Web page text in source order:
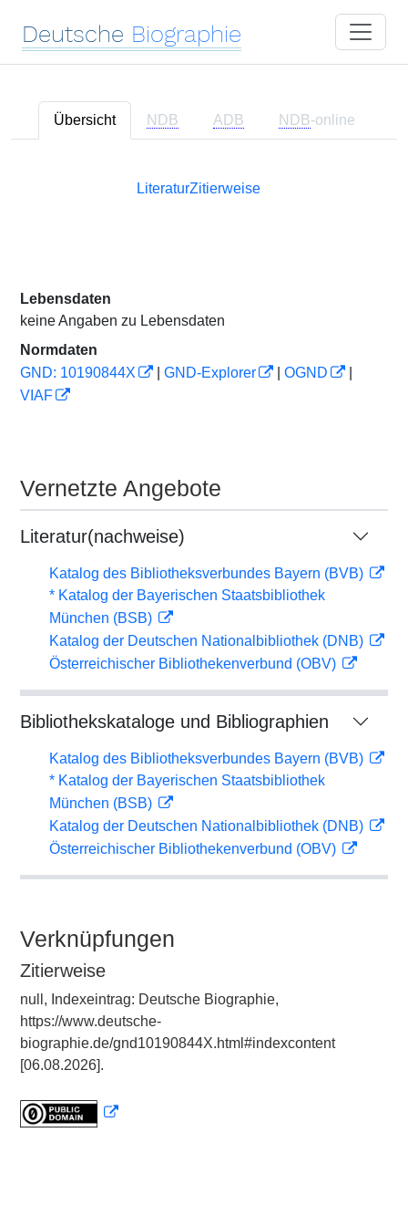
Deutsche Biographie
Übersicht NDB ADB NDB-online
LiteraturZitierweise
Lebensdaten
keine Angaben zu Lebensdaten
Normdaten
GND: 10190844X
GND-Explorer OGND
VIAF
Vernetzte Angebote
Literatur(nachweise)
Katalog des Bibliotheksverbundes Bayern (BVB)
* Katalog der Bayerischen Staatsbibliothek
München (BSB)
Katalog der Deutschen Nationalbibliothek (DNB)
Österreichischer Bibliothekenverbund (OBV)
Bibliothekskataloge und Bibliographien
Katalog des Bibliotheksverbundes Bayern (BVB)
* Katalog der Bayerischen Staatsbibliothek
München (BSB)
Katalog der Deutschen Nationalbibliothek (DNB)
Österreichischer Bibliothekenverbund (OBV)
Verknüpfungen
Zitierweise
null, Indexeintrag: Deutsche Biographie,
https://www.deutsche-
biographie.de/gnd10190844X.html#indexcontent
[06.08.2026].